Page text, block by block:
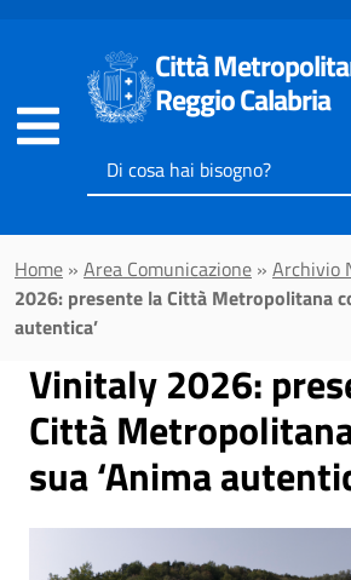
Città
Reggio Calabria
Inserisci
il
cercare
Home » Area Comunicazione » Archivio
2026: presente la Città Metropolitana
autentica’
Vinitaly 2026:
Città
sua ‘Anima